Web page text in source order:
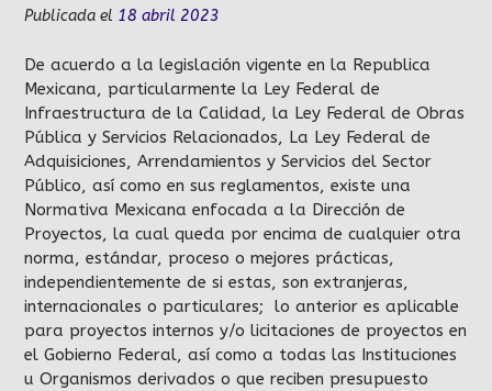
Publicada el 18 abril 2023
De acuerdo a la legislación vigente en la Republica
Mexicana, particularmente la Ley Federal de
Infraestructura de la Calidad, la Ley Federal de Obras
Pública y Servicios Relacionados, La Ley Federal de
Adquisiciones, Arrendamientos y Servicios del Sector
Público, así como en sus reglamentos, existe una
Normativa Mexicana enfocada a la Dirección de
Proyectos, la cual queda por encima de cualquier otra
norma, estándar, proceso o mejores prácticas,
independientemente de si estas, son extranjeras,
internacionales o particulares; lo anterior es aplicable
para proyectos internos y/o licitaciones de proyectos en
el Gobierno Federal, así como a todas las Instituciones
u Organismos derivados o que reciben presupuesto